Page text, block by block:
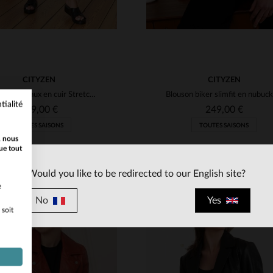
CITYZEN
Legging bordeaux en cuir Stretch pour femme
399,00 €
TOUTES SAISONS
CITYZEN
249,00 €
TOUTES SAISONS
Would you like to be redirected to our English site?
No Yes
nous
tout
soit